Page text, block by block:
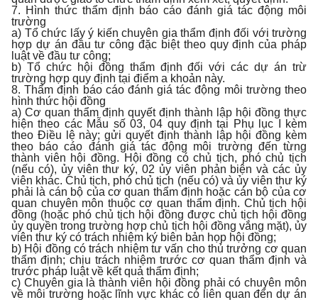
7. Hình thức thẩm định báo cáo đánh giá tác động môi
trường
a) Tổ chức lấy ý kiến chuyên gia thẩm định đối với trường
hợp dự án đầu tư công đặc biệt theo quy định của pháp
luật về đầu tư công;
b) Tổ chức hội đồng thẩm định đối với các dự án trừ
trường hợp quy định tại điểm a khoản này.
8. Thẩm định báo cáo đánh giá tác động môi trường theo
hình thức hội đồng
a) Cơ quan thẩm định quyết định thành lập hội đồng thực
hiện theo các Mẫu số 03, 04 quy định tại Phụ lục I kèm
theo Điều lệ này; gửi quyết định thành lập hội đồng kèm
theo báo cáo đánh giá tác động môi trường đến từng
thành viên hội đồng. Hội đồng có chủ tịch, phó chủ tịch
(nếu có), ủy viên thư ký, 02 ủy viên phản biện và các ủy
viên khác. Chủ tịch, phó chủ tịch (nếu có) và ủy viên thư ký
phải là cán bộ của cơ quan thẩm định hoặc cán bộ của cơ
quan chuyên môn thuộc cơ quan thẩm định. Chủ tịch hội
đồng (hoặc phó chủ tịch hội đồng được chủ tịch hội đồng
ủy quyền trong trường hợp chủ tịch hội đồng vắng mặt), ủy
viên thư ký có trách nhiệm ký biên bản họp hội đồng;
b) Hội đồng có trách nhiệm tư vấn cho thủ trưởng cơ quan
thẩm định; chịu trách nhiệm trước cơ quan thẩm định và
trước pháp luật về kết quả thẩm định;
c) Chuyên gia là thành viên hội đồng phải có chuyên môn
về môi trường hoặc lĩnh vực khác có liên quan đến dự án